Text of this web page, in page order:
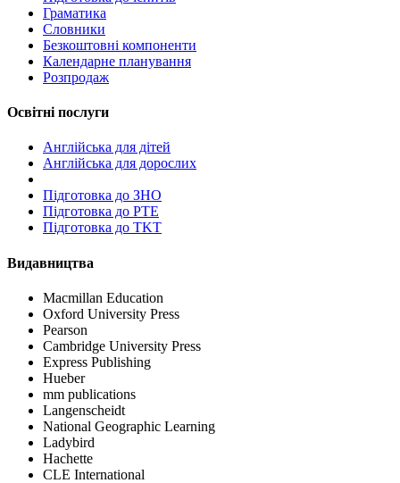
Граматика
Словники
Безкоштовні компоненти
Календарне планування
Розпродаж
Освітні послуги
Англійська для дітей
Англійська для дорослих
Пiдготовка до ЗНО
Підготовка до PTE
Підготовка до TKT
Видавництва
Macmillan Education
Oxford University Press
Pearson
Cambridge University Press
Express Publishing
Hueber
mm publications
Langenscheidt
National Geographic Learning
Ladybird
Hachette
CLE International